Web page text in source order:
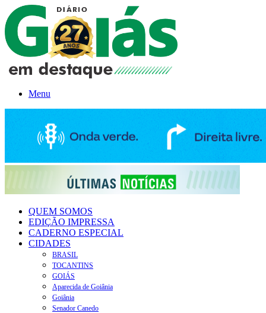
Menu
QUEM SOMOS
EDIÇÃO IMPRESSA
CADERNO ESPECIAL
CIDADES
BRASIL
TOCANTINS
GOIÁS
Aparecida de Goiânia
Goiânia
Senador Canedo